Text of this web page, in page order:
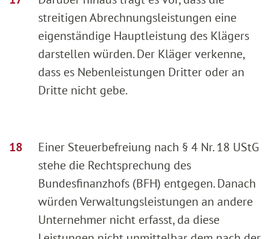
streitigen Abrechnungsleistungen eine
eigenständige Hauptleistung des Klägers
darstellen würden. Der Kläger verkenne,
dass es Nebenleistungen Dritter oder an
Dritte nicht gebe.
Einer Steuerbefreiung nach § 4 Nr. 18 UStG
stehe die Rechtsprechung des
Bundesfinanzhofs (BFH) entgegen. Danach
würden Verwaltungsleistungen an andere
Unternehmer nicht erfasst, da diese